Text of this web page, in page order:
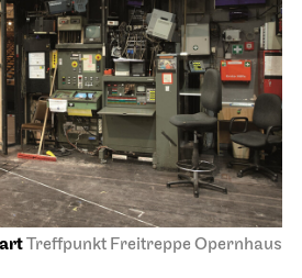
Treffpunkt Freitreppe Opernhaus